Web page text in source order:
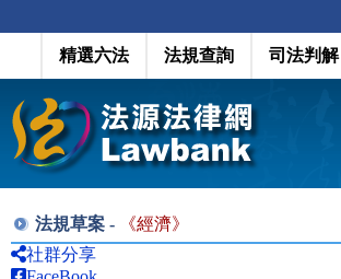
精選六法 法規查詢 司法判解
法規草案 - 《經濟》
社群分享